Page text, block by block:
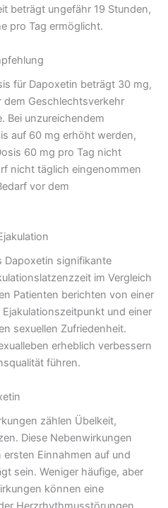
beträgt ungefähr 19 Stunden,
pro Tag ermöglicht.
für Dapoxetin beträgt 30 mg,
dem Geschlechtsverkehr
Bei unzureichendem
auf 60 mg erhöht werden,
60 mg pro Tag nicht
nicht täglich eingenommen
vor dem
Dapoxetin signifikante
im Vergleich
Patienten berichten von einer
und einer
sexuellen Zufriedenheit.
erheblich verbessern
führen.
zählen Übelkeit,
Diese Nebenwirkungen
Einnahmen auf und
sein. Weniger häufige, aber
können eine